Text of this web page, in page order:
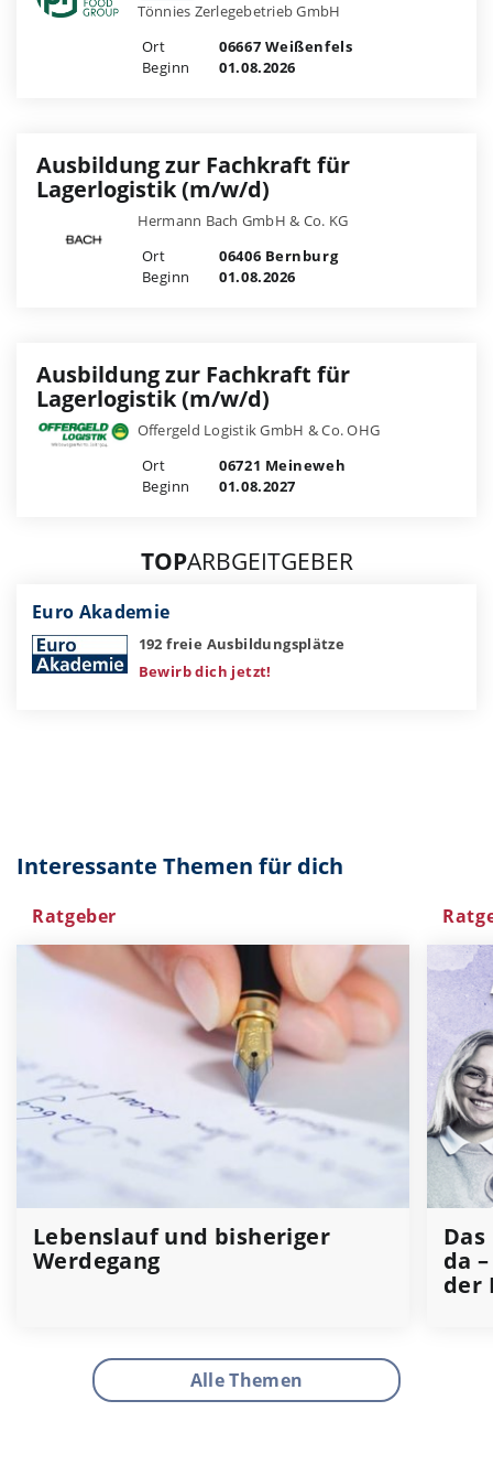
Tönnies Zerlegebetrieb GmbH
Ort
06667 Weißenfels
Beginn
01.08.2026
Ausbildung zur Fachkraft für
Lagerlogistik (m/w/d)
Hermann Bach GmbH & Co. KG
Ort
06406 Bernburg
Beginn
01.08.2026
Ausbildung zur Fachkraft für
Lagerlogistik (m/w/d)
Offergeld Logistik GmbH & Co. OHG
Ort
06721 Meineweh
Beginn
01.08.2027
TOPARBGEITGEBER
Euro Akademie
192 freie Ausbildungsplätze
Bewirb dich jetzt!
Interessante Themen für dich
Ratgeber
Lebenslauf und bisheriger
Werdegang
da
der
Alle Themen